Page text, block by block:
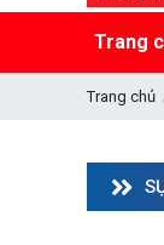
Trang
Trang chủ